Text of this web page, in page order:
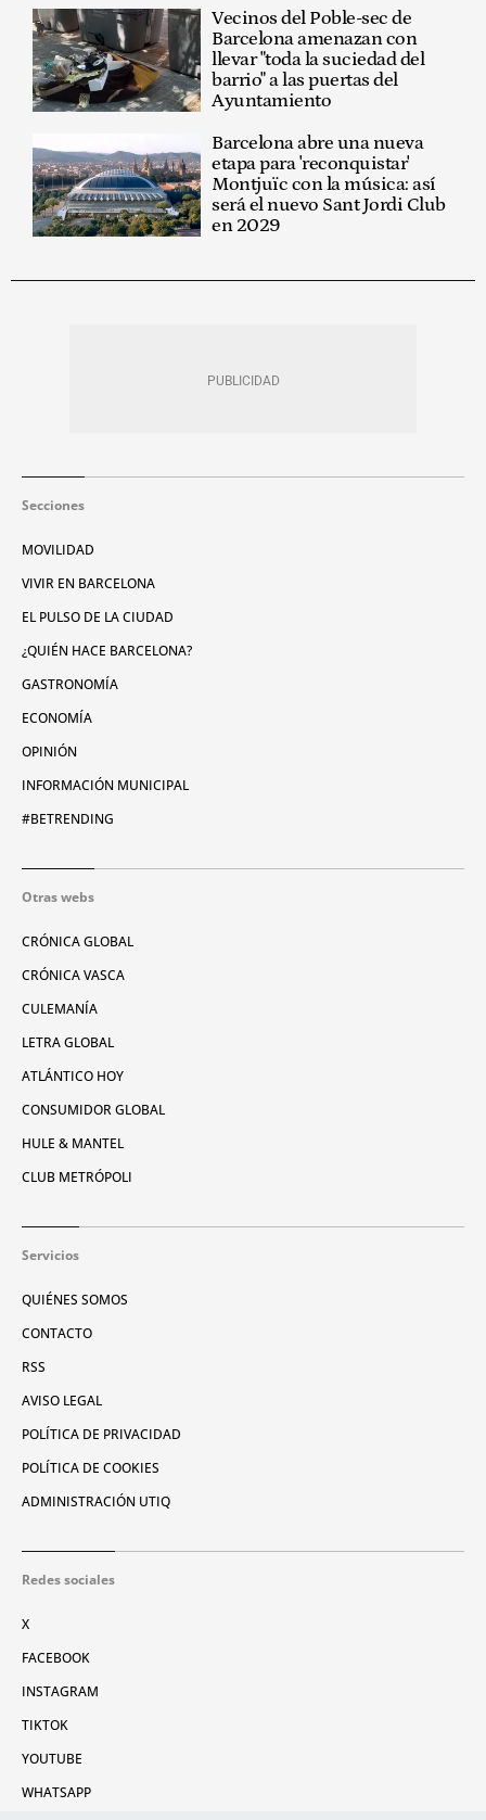
Vecinos del Poble-sec de
Barcelona amenazan con
llevar "toda la suciedad del
barrio" a las puertas del
Ayuntamiento
Barcelona abre una nueva
etapa para 'reconquistar'
Montjuïc con la música: así
será el nuevo Sant Jordi Club
en 2029
Secciones
MOVILIDAD
VIVIR EN BARCELONA
EL PULSO DE LA CIUDAD
¿QUIÉN HACE BARCELONA?
GASTRONOMÍA
ECONOMÍA
OPINIÓN
INFORMACIÓN MUNICIPAL
#BETRENDING
Otras webs
CRÓNICA GLOBAL
CRÓNICA VASCA
CULEMANÍA
LETRA GLOBAL
ATLÁNTICO HOY
CONSUMIDOR GLOBAL
HULE & MANTEL
CLUB METRÓPOLI
Servicios
QUIÉNES SOMOS
CONTACTO
RSS
AVISO LEGAL
POLÍTICA DE PRIVACIDAD
POLÍTICA DE COOKIES
ADMINISTRACIÓN UTIQ
Redes sociales
X
FACEBOOK
INSTAGRAM
TIKTOK
YOUTUBE
WHATSAPP